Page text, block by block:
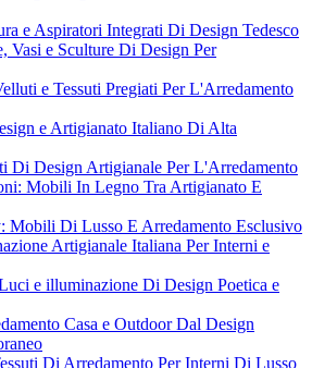
e Aspiratori Integrati Di Design Tedesco
Vasi e Sculture Di Design Per
e Tessuti Pregiati Per L'Arredamento
e Artigianato Italiano Di Alta
Di Design Artigianale Per L'Arredamento
Mobili In Legno Tra Artigianato E
Mobili Di Lusso E Arredamento Esclusivo
Artigianale Italiana Per Interni e
e illuminazione Di Design Poetica e
Casa e Outdoor Dal Design
Di Arredamento Per Interni Di Lusso